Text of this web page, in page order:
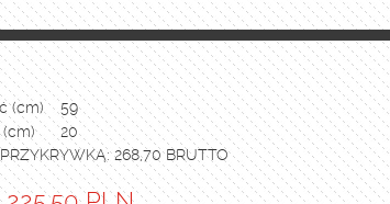
(cm)
59
20
268,70 BRUTTO